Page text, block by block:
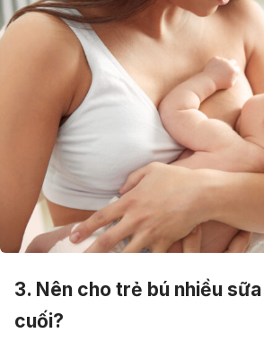
3. Nên cho trẻ bú nhiều
cuối?